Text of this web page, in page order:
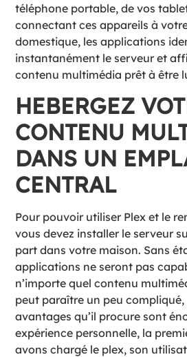
téléphone portable, de vos
connectant ces appareils à
domestique, les applications
instantanément le serveur et
contenu multimédia prêt à être
HEBERGEZ
CONTENU
DANS UN
CENTRAL
Pour pouvoir utiliser Plex et le
vous devez installer le serveur
part dans votre maison. Sans
applications ne seront pas
n’importe quel contenu
peut paraître un peu compliqué,
avantages qu’il procure sont
expérience personnelle, la
avons chargé le plex, son